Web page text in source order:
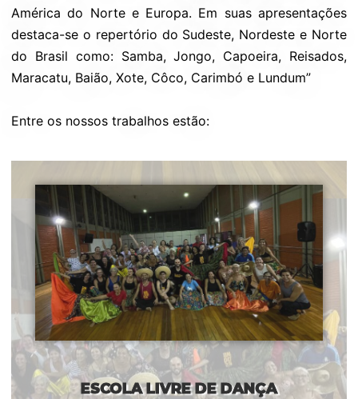
América do Norte e Europa. Em suas apresentações
destaca-se o repertório do Sudeste, Nordeste e Norte
do Brasil como: Samba, Jongo, Capoeira, Reisados,
Maracatu, Baião, Xote, Côco, Carimbó e Lundum”
Entre os nossos trabalhos estão:
ESCOLA LIVRE DE DANÇA